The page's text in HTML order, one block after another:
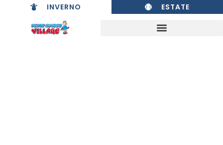
INVERNO ESTATE